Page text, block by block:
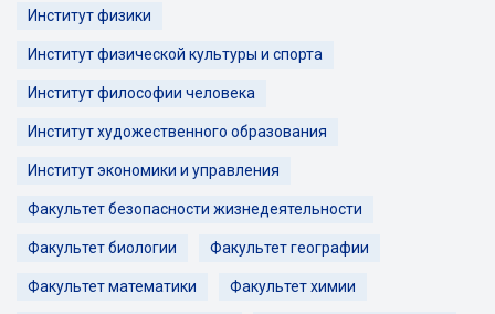
Институт физики
Институт физической культуры и спорта
Институт философии человека
Институт художественного образования
Институт экономики и управления
Факультет безопасности жизнедеятельности
Факультет биологии Факультет географии
Факультет математики Факультет химии